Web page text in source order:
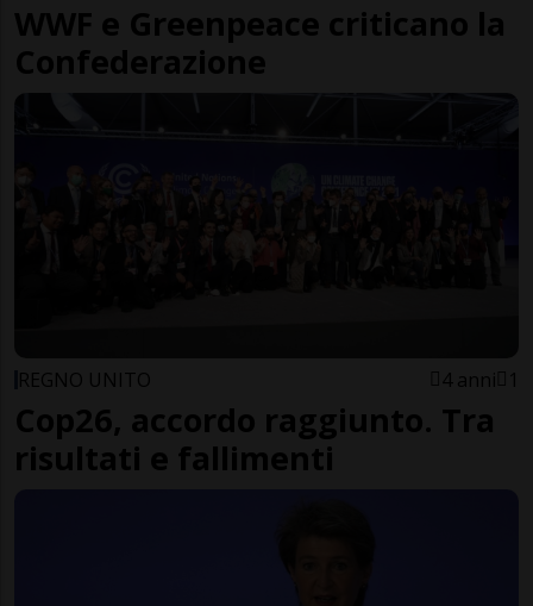
WWF e Greenpeace criticano la
Confederazione
REGNO UNITO 4 anni 1
Cop26, accordo raggiunto. Tra
risultati e fallimenti